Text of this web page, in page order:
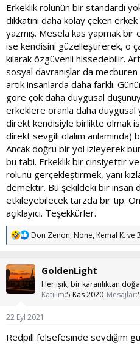
Erkeklik rolünün bir standardı
dikkatini daha kolay çeken erkek
yazmış. Mesela kas yapmak
ise kendisini güzelleştirerek, o
kılarak özgüvenli hissedebilir.
sosyal davranışlar da
artık insanlarda daha farklı.
göre çok daha duygusal
erkeklere oranla daha
direkt kendisiyle birlikte olmak
direkt sevgili olalım anlamında)
Ancak doğru bir yol izleyerek
bu tabi. Erkeklik bir cinsiyettir
rolünü gerçekleştirmek, yani
demektir. Bu şekildeki bir insan
etkileyebilecek tarzda bir tip.
açıklayıcı. Teşekkürler.
T
p
k
i
l
e
Don Zenon,None,Kemal K. ve
GoldenLight
Her ışık, bir karanlıktan
Katılım 5 Kas 2020 Mesajlar
22 Eyl 2021
Redpill felsefesinde sevdiğim